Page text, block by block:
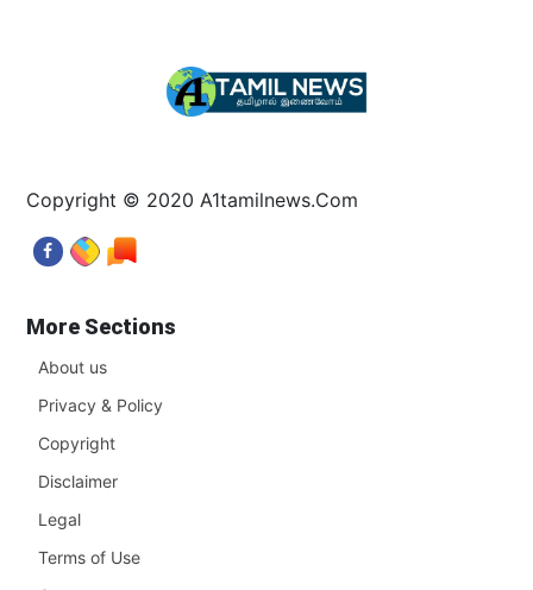
Copyright © 2020 A1tamilnews.Com
More Sections
About us
Privacy & Policy
Copyright
Disclaimer
Legal
Terms of Use